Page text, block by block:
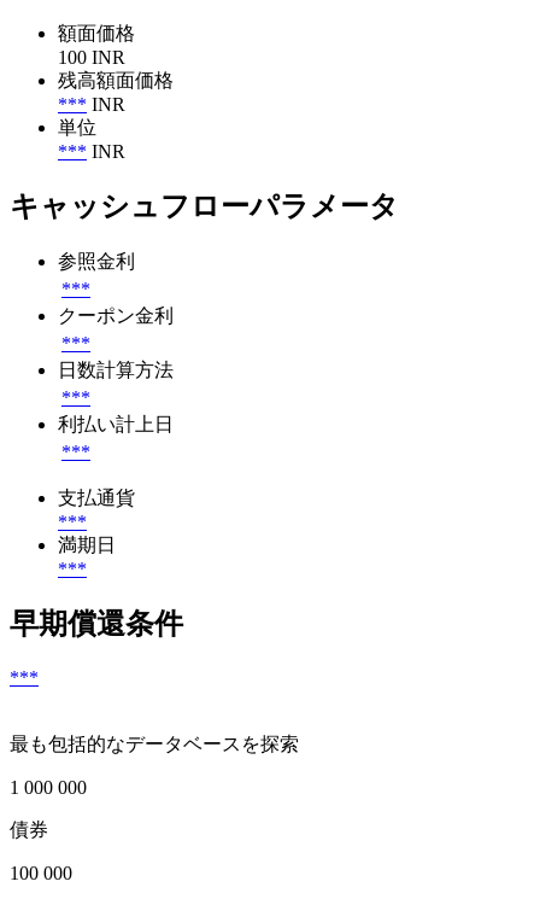
額面価格
100 INR
残高額面価格
*** INR
単位
*** INR
キャッシュフローパラメータ
参照金利
***
クーポン金利
***
日数計算方法
***
利払い計上日
***
支払通貨
***
満期日
***
早期償還条件
***
最も包括的なデータベースを探索
1 000 000
債券
100 000